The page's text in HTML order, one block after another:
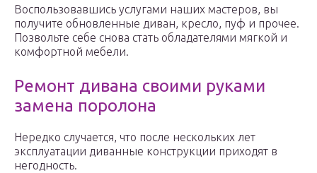
Воспользовавшись услугами наших мастеров, вы
получите обновленные диван, кресло, пуф и прочее.
Позвольте себе снова стать обладателями мягкой и
комфортной мебели.
Ремонт дивана своими руками
замена поролона
Нередко случается, что после нескольких лет
эксплуатации диванные конструкции приходят в
негодность.